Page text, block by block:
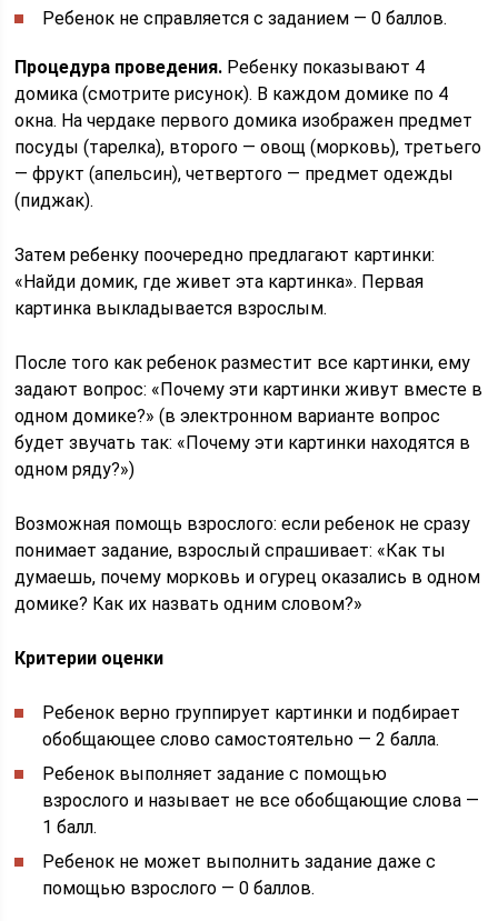
Ребенок не справляется с заданием — 0 баллов.
Процедура проведения. Ребенку показывают 4
домика (смотрите рисунок). В каждом домике по 4
окна. На чердаке первого домика изображен предмет
посуды (тарелка), второго — овощ (морковь), третьего
— фрукт (апельсин), четвертого — предмет одежды
(пиджак).
Затем ребенку поочередно предлагают картинки:
«Найди домик, где живет эта картинка». Первая
картинка выкладывается взрослым.
После того как ребенок разместит все картинки, ему
задают вопрос: «Почему эти картинки живут вместе в
одном домике?» (в электронном варианте вопрос
будет звучать так: «Почему эти картинки находятся в
одном ряду?»)
Возможная помощь взрослого: если ребенок не сразу
понимает задание, взрослый спрашивает: «Как ты
думаешь, почему морковь и огурец оказались в одном
домике? Как их назвать одним словом?»
Критерии оценки
Ребенок верно группирует картинки и подбирает
обобщающее слово самостоятельно — 2 балла.
Ребенок выполняет задание с помощью
взрослого и называет не все обобщающие слова —
1 балл.
Ребенок не может выполнить задание даже с
помощью взрослого — 0 баллов.